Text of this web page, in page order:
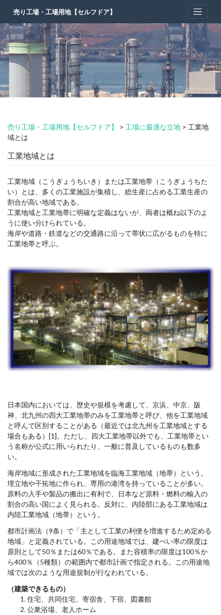
content
売り工場・工場用地【セルフドア】
売り工場・工場用地【セルフドア】 > 工場に最適な立地 > 工業地
域とは
工業地域とは
工業地域（こうぎょうちいき）または工業地帯（こうぎょうちた
い）とは、多くの工業施設が集積し、総生産に占める工業生産の
割合が高い地域である。
工業地域と工業地帯に明確な定義はないが、両者は概ね以下のよ
うに使い分けられている。
海岸や道路・鉄道などの交通路に沿って帯状に広がるものを特に
工業地帯と呼ぶ。
日本国内においては、歴史や規模を考慮して、京浜、中京、阪
神、北九州の四大工業地帯のみを工業地帯と呼び、他を工業地域
と呼んで区別することがある（最近では北九州を工業地域とする
場合もある）[1]。ただし、四大工業地帯以外でも、工業地帯とい
う名称が公式に用いられたり、一般に普及しているものも数多
い。
海岸地域に形成された工業地域を臨海工業地域（地帯）という。
埋立地や干拓地に作られ、専用の港湾を持っていることが多い。
原料の入手や製品の搬出に有利で、日本など原料・燃料の輸入の
割合の高い国によく見られる。反対に、内陸部にある工業地域は
内陸工業地域（地帯）という。
都市計画法（9条）で「主として工業の利便を増進するため定める
地域」と定義されている。この用途地域では、建ぺい率の限度は
原則として50％または60％である。また容積率の限度は100％か
ら400％（5種類）の範囲内で都市計画で指定される。この用途地
域では次のような用途規制が行なわれている。
（建築できるもの）
住宅、共同住宅、寄宿舎、下宿、図書館
公衆浴場、老人ホーム